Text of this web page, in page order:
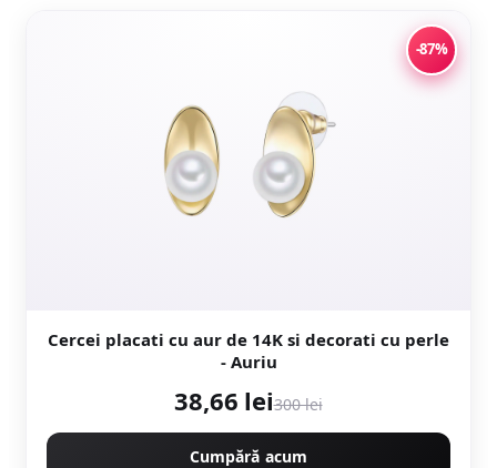
-87%
Cercei placati cu aur de 14K si decorati cu perle
- Auriu
38,66 lei300 lei
Cumpără acum